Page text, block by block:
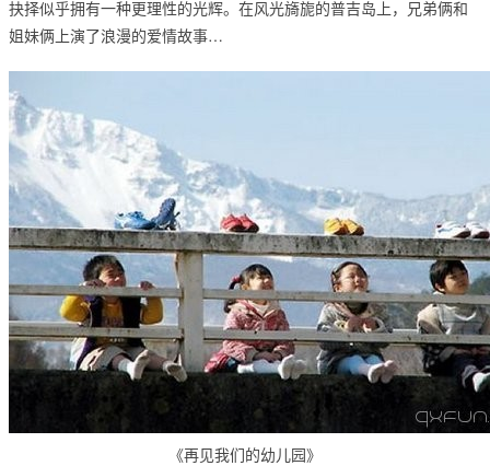
抉择似乎拥有一种更理性的光辉。在风光旖旎的普吉岛上，兄弟俩和
姐妹俩上演了浪漫的爱情故事…
《再见我们的幼儿园》